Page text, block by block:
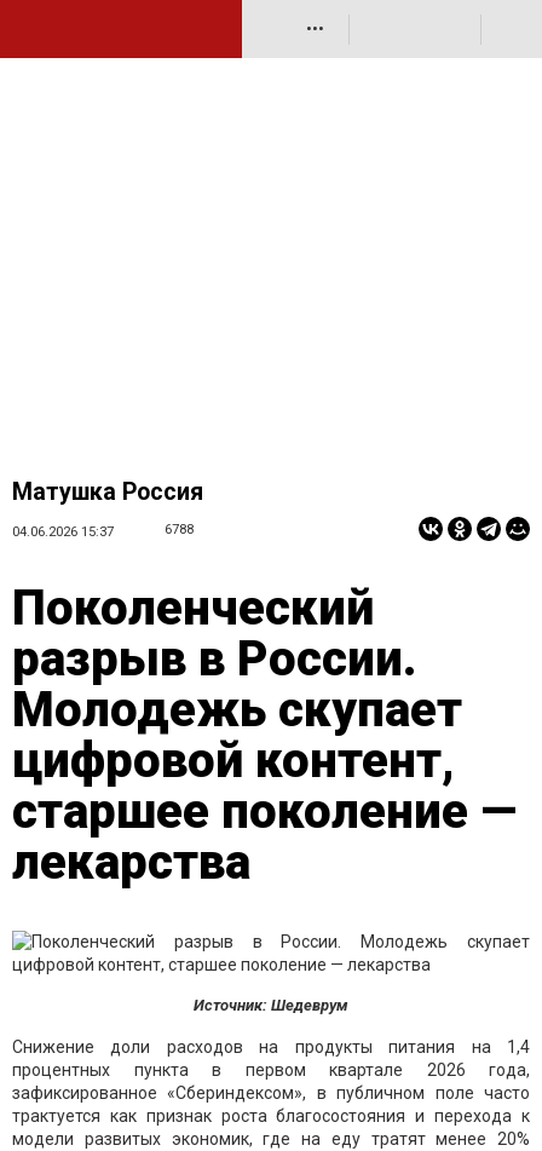
•••
Матушка Россия
04.06.2026 15:37 6788
Поколенческий
разрыв в России.
Молодежь скупает
цифровой контент,
старшее поколение —
лекарства
Источник: Шедеврум
Снижение доли расходов на продукты питания на 1,4
процентных пункта в первом квартале 2026 года,
зафиксированное «Сбериндексом», в публичном поле часто
трактуется как признак роста благосостояния и перехода к
модели развитых экономик, где на еду тратят менее 20%